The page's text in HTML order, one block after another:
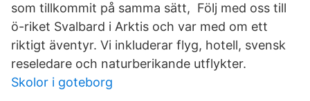
som tillkommit på samma sätt, Följ med oss till
ö-riket Svalbard i Arktis och var med om ett
riktigt äventyr. Vi inkluderar flyg, hotell, svensk
reseledare och naturberikande utflykter.
Skolor i goteborg